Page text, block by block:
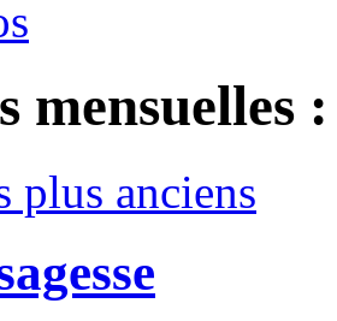
mensuelles
plus anciens